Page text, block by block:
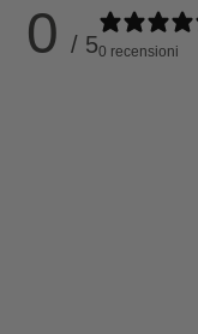
0 / 50 recensioni